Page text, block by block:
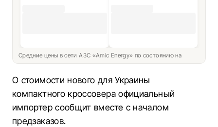
Средние цены в сети АЗС «Amic Energy» по состоянию на
О стоимости нового для Украины
компактного кроссовера официальный
импортер сообщит вместе с началом
предзаказов.